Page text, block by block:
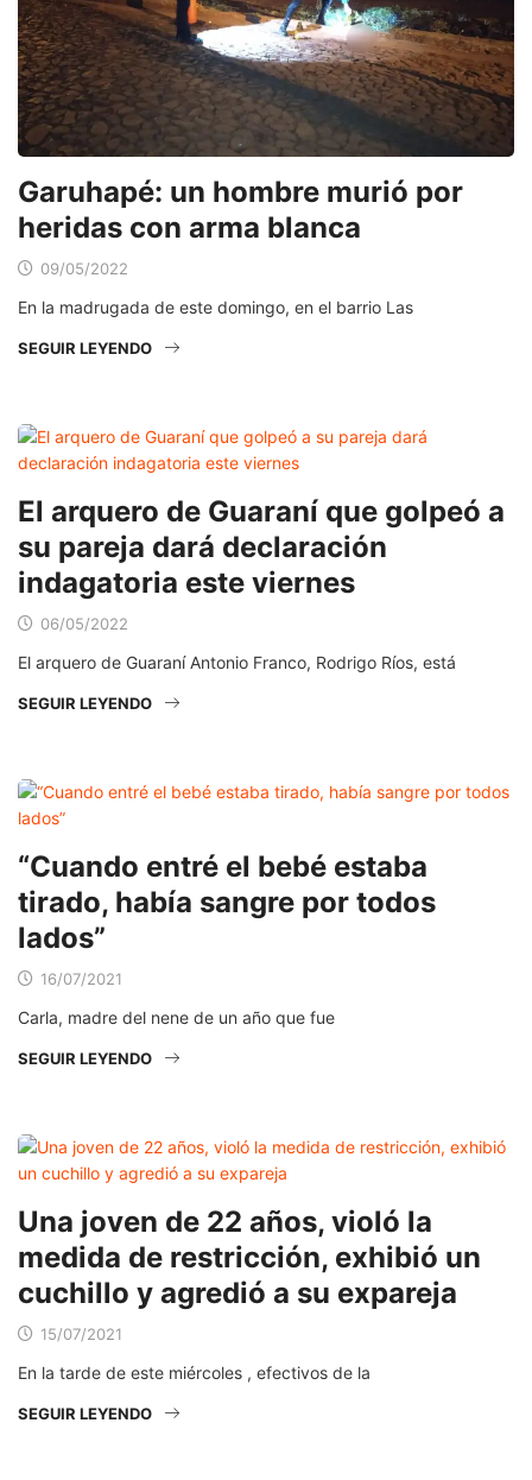
Garuhapé: un hombre murió por
heridas con arma blanca
09/05/2022
En la madrugada de este domingo, en el barrio Las
SEGUIR LEYENDO
El arquero de Guaraní que golpeó a
su pareja dará declaración
indagatoria este viernes
06/05/2022
El arquero de Guaraní Antonio Franco, Rodrigo Ríos, está
SEGUIR LEYENDO
“Cuando entré el bebé estaba
tirado, había sangre por todos
lados”
16/07/2021
Carla, madre del nene de un año que fue
SEGUIR LEYENDO
Una joven de 22 años, violó la
medida de restricción, exhibió un
cuchillo y agredió a su expareja
15/07/2021
En la tarde de este miércoles , efectivos de la
SEGUIR LEYENDO